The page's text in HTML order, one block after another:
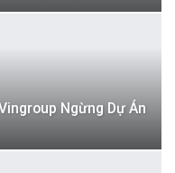
Ngừng Dự Án